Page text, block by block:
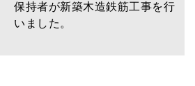
保持者が新築木造鉄筋工事を行
いました。